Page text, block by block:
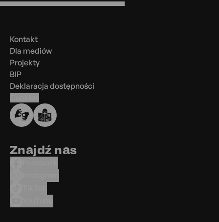
Menu
Kontakt
Dla mediów
Projekty
BIP
Deklaracja dostępności
Znajdź nas